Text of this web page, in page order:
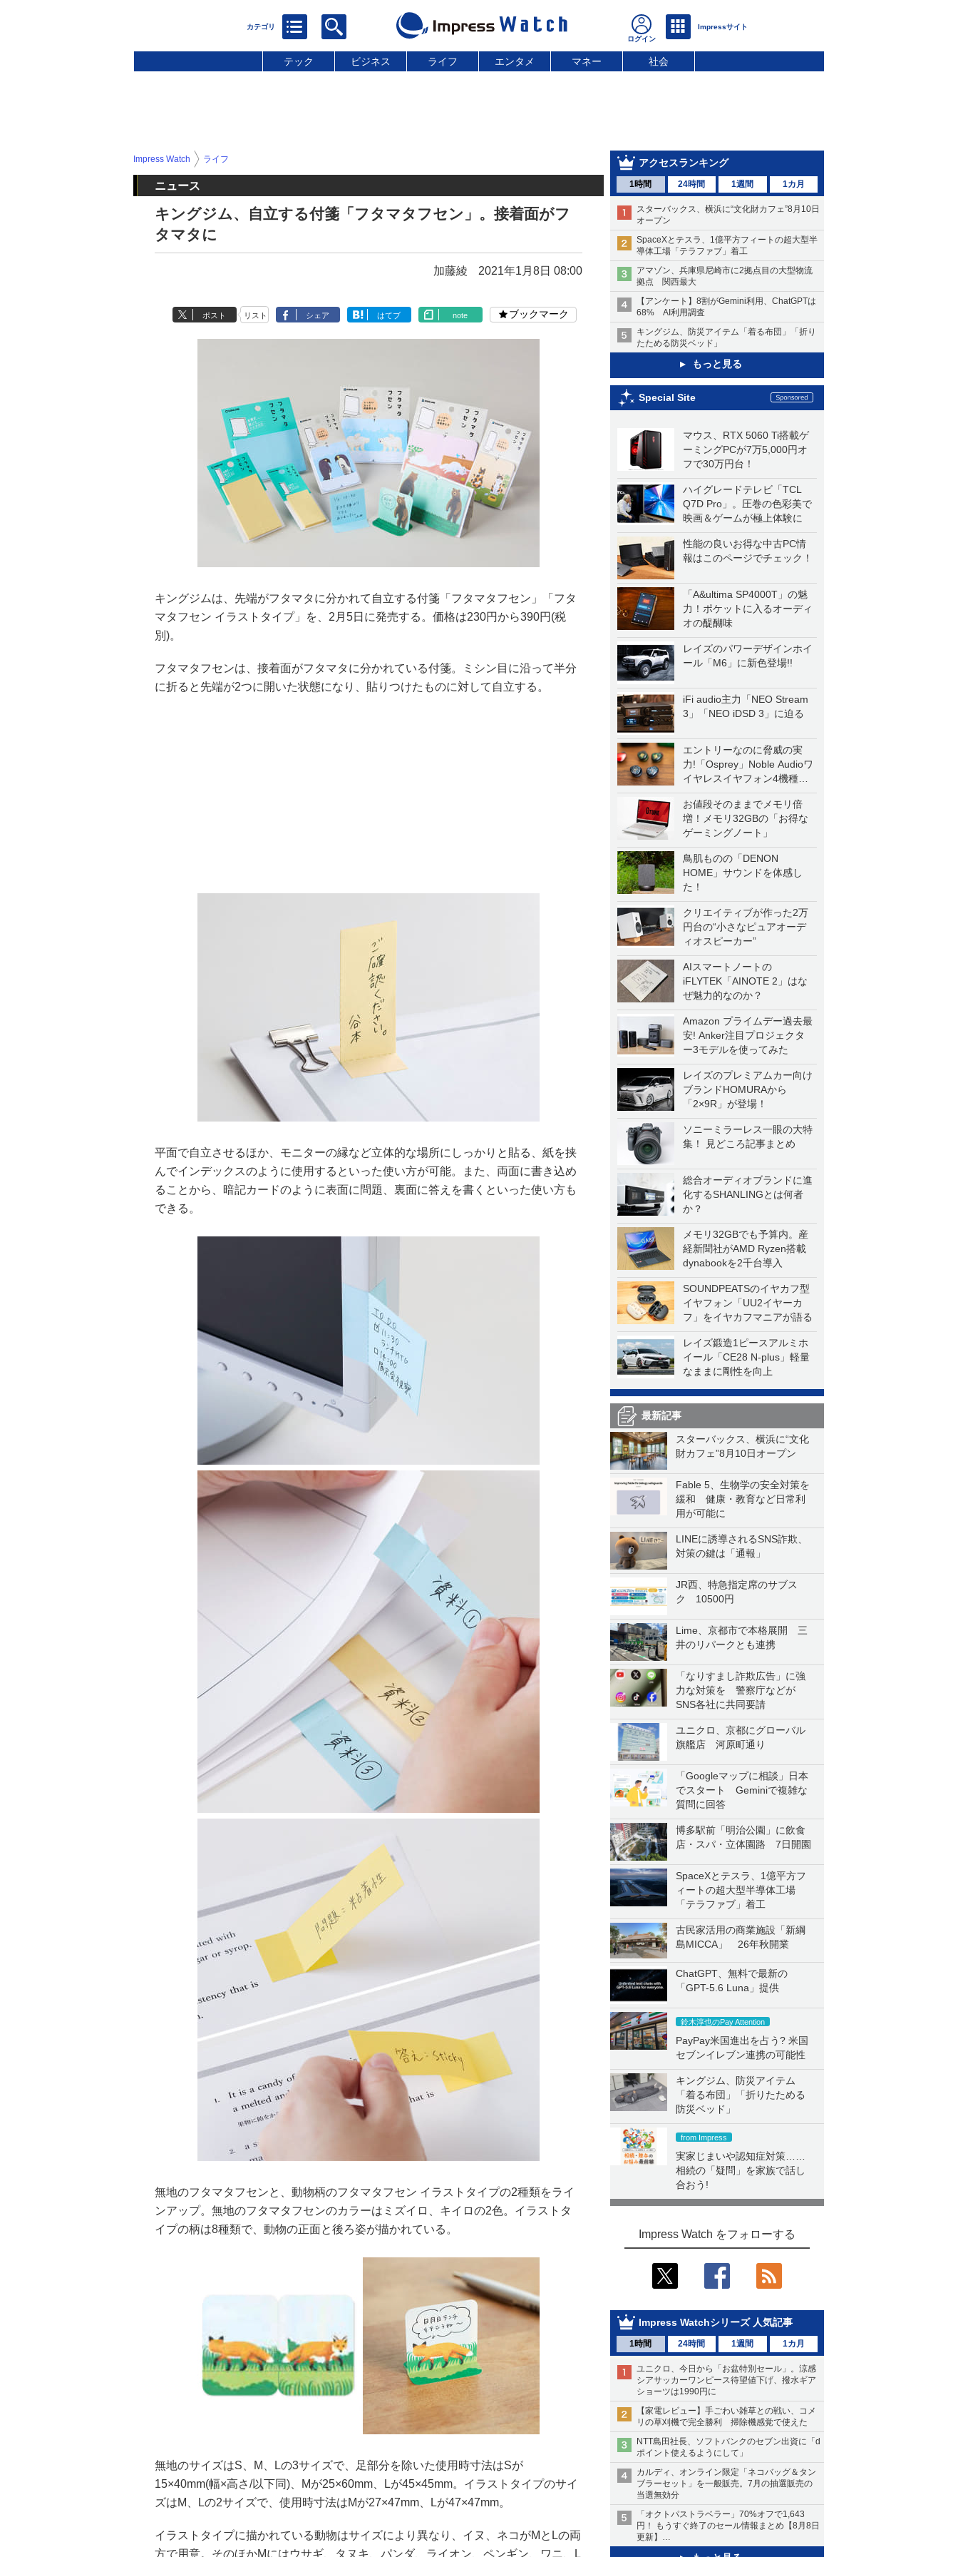
テック ビジネス ライフ エンタメ マネー 社会
アクセスランキング
1時間 24時間 1週間 1カ月
スターバックス、横浜に“文化財カフェ”8月10日
オープン
SpaceXとテスラ、1億平方フィートの超大型半
導体工場「テラファブ」着工
アマゾン、兵庫県尼崎市に2拠点目の大型物流
拠点 関西最大
【アンケート】8割がGemini利用、ChatGPTは
68% AI利用調査
キングジム、防災アイテム「着る布団」「折り
たためる防災ベッド」
もっと見る
Special Site
マウス、RTX 5060 Ti搭載ゲ
ーミングPCが7万5,000円オ
フで30万円台！
ハイグレードテレビ「TCL
Q7D Pro」。圧巻の色彩美で
映画＆ゲームが極上体験に
性能の良いお得な中古PC情
報はこのページでチェック！
「A&ultima SP4000T」の魅
力！ポケットに入るオーディ
オの醍醐味
レイズのパワーデザインホイ
ール「M6」に新色登場!!
iFi audio主力「NEO Stream
3」「NEO iDSD 3」に迫る
エントリーなのに脅威の実
力!「Osprey」Noble Audioワ
イヤレスイヤフォン4機種を
一気に聴く
お値段そのままでメモリ倍
増！メモリ32GBの「お得な
ゲーミングノート」
鳥肌ものの「DENON
HOME」サウンドを体感し
た！
クリエイティブが作った2万
円台の“小さなピュアオーデ
ィオスピーカー”
AIスマートノートの
iFLYTEK「AINOTE 2」はな
ぜ魅力的なのか？
Amazon プライムデー過去最
安! Anker注目プロジェクタ
ー3モデルを使ってみた
レイズのプレミアムカー向け
ブランドHOMURAから
「2×9R」が登場！
ソニーミラーレス一眼の大特
集！ 見どころ記事まとめ
総合オーディオブランドに進
化するSHANLINGとは何者
か？
メモリ32GBでも予算内。産
経新聞社がAMD Ryzen搭載
dynabookを2千台導入
SOUNDPEATSのイヤカフ型
イヤフォン「UU2イヤーカ
フ」をイヤカフマニアが語る
レイズ鍛造1ピースアルミホ
イール「CE28 N-plus」軽量
なままに剛性を向上
最新記事
スターバックス、横浜に“文化
財カフェ”8月10日オープン
Fable 5、生物学の安全対策を
緩和 健康・教育など日常利
用が可能に
LINEに誘導されるSNS詐欺、
対策の鍵は「通報」
JR西、特急指定席のサブス
ク 10500円
Lime、京都市で本格展開 三
井のリパークとも連携
「なりすまし詐欺広告」に強
力な対策を 警察庁などが
SNS各社に共同要請
ユニクロ、京都にグローバル
旗艦店 河原町通り
「Googleマップに相談」日本
でスタート Geminiで複雑な
質問に回答
博多駅前「明治公園」に飲食
店・スパ・立体園路 7日開園
SpaceXとテスラ、1億平方フ
ィートの超大型半導体工場
「テラファブ」着工
古民家活用の商業施設「新綱
島MICCA」 26年秋開業
ChatGPT、無料で最新の
「GPT-5.6 Luna」提供
鈴木淳也のPay Attention
PayPay米国進出を占う? 米国
セブンイレブン連携の可能性
キングジム、防災アイテム
「着る布団」「折りたためる
防災ベッド」
from Impress
実家じまいや認知症対策……
相続の「疑問」を家族で話し
合おう!
Impress Watch をフォローする
Impress Watchシリーズ 人気記事
1時間 24時間 1週間 1カ月
ユニクロ、今日から「お盆特別セール」。涼感
シアサッカーワンピース待望値下げ、撥水ギア
ショーツは1990円に
【家電レビュー】手ごわい雑草との戦い、コメ
リの草刈機で完全勝利 掃除機感覚で使えた
NTT島田社長、ソフトバンクのセブン出資に「d
ポイント使えるようにして」
カルディ、オンライン限定「ネコバッグ＆タン
ブラーセット」を一般販売。7月の抽選販売の
当選無効分
「オクトパストラベラー」70%オフで1,643
円！ もうすぐ終了のセール情報まとめ【8月8日
更新】
ニンテンドーeショップでは「大神 絶景版」が
Impress Watch ライフ
ニュース
キングジム、自立する付箋「フタマタフセン」。接着面がフ
タマタに
加藤綾 2021年1月8日 08:00
ポスト リスト シェア はてブ note ブックマーク
キングジムは、先端がフタマタに分かれて自立する付箋「フタマタフセン」「フタ
マタフセン イラストタイプ」を、2月5日に発売する。価格は230円から390円(税
別)。
フタマタフセンは、接着面がフタマタに分かれている付箋。ミシン目に沿って半分
に折ると先端が2つに開いた状態になり、貼りつけたものに対して自立する。
平面で自立させるほか、モニターの縁など立体的な場所にしっかりと貼る、紙を挟
んでインデックスのように使用するといった使い方が可能。また、両面に書き込め
ることから、暗記カードのように表面に問題、裏面に答えを書くといった使い方も
できる。
無地のフタマタフセンと、動物柄のフタマタフセン イラストタイプの2種類をライ
ンアップ。無地のフタマタフセンのカラーはミズイロ、キイロの2色。イラストタ
イプの柄は8種類で、動物の正面と後ろ姿が描かれている。
無地のサイズはS、M、Lの3サイズで、足部分を除いた使用時寸法はSが
15×40mm(幅×高さ/以下同)、Mが25×60mm、Lが45×45mm。イラストタイプのサイ
ズはM、Lの2サイズで、使用時寸法はMが27×47mm、Lが47×47mm。
イラストタイプに描かれている動物はサイズにより異なり、イヌ、ネコがMとLの両
方で用意。そのほかMにはウサギ、タヌキ、パンダ、ライオン、ペンギン、ワニ、L